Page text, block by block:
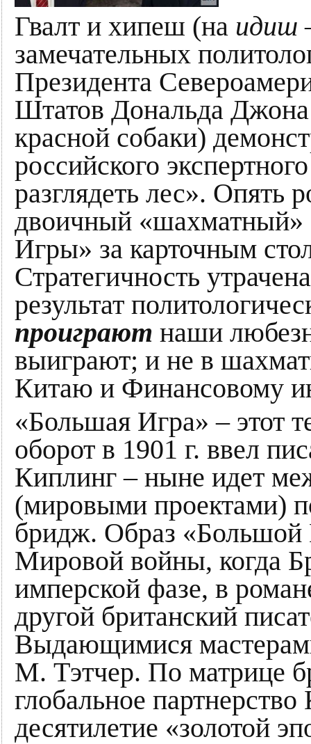
Гвалт и хипеш (на идиш
замечательных
Президента
Штатов Дональда Джона
красной собаки)
российского
разглядеть лес». Опять
двоичный
Игры» за карточным
Стратегичность
результат
проиграют наши
выиграют; и не в
Китаю и Финансовому
«Большая Игра» – этот
оборот в 1901 г. ввел
Киплинг – ныне идет
(мировыми проектами)
бридж. Образ
Мировой войны, когда
имперской фазе, в
другой британский
Выдающимися
М. Тэтчер. По матрице
глобальное
десятилетие «золотой